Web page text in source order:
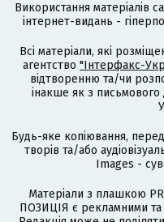
Використання матеріалів
інтернет-видань -
Всі матеріали, які
агентство "Інтерфакс-
відтворенню та/чи
інакше як з
Будь-яке копіювання,
творів та/або
Images -
Матеріали з плашкою
ПОЗИЦІЯ є рекламними та